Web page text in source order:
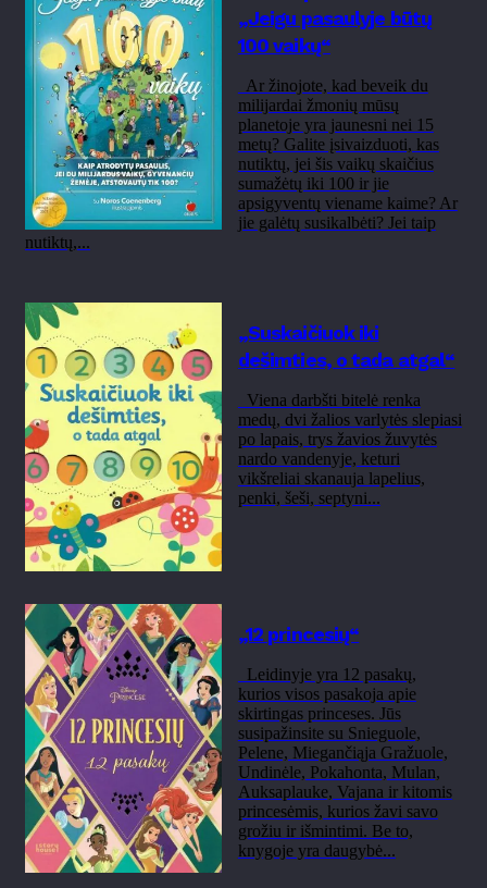
„Jeigu pasaulyje būtų
100 vaikų“
Ar žinojote, kad beveik du
milijardai žmonių mūsų
planetoje yra jaunesni nei 15
metų? Galite įsivaizduoti, kas
nutiktų, jei šis vaikų skaičius
sumažėtų iki 100 ir jie
apsigyventų viename kaime? Ar
jie galėtų susikalbėti? Jei taip
nutiktų,...
„Suskaičiuok iki
dešimties, o tada atgal“
Viena darbšti bitelė renka
medų, dvi žalios varlytės slepiasi
po lapais, trys žavios žuvytės
nardo vandenyje, keturi
vikšreliai skanauja lapelius,
penki, šeši, septyni...
„12 princesių“
Leidinyje yra 12 pasakų,
kurios visos pasakoja apie
skirtingas princeses. Jūs
susipažinsite su Snieguole,
Pelene, Miegančiąja Gražuole,
Undinėle, Pokahonta, Mulan,
Auksaplauke, Vajana ir kitomis
princesėmis, kurios žavi savo
grožiu ir išmintimi. Be to,
knygoje yra daugybė...